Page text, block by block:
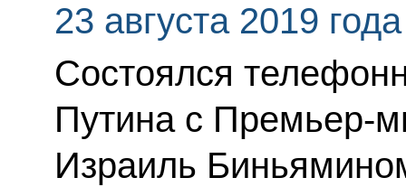
23 августа 2019 года
Состоялся
Путина с Премьер-
Израиль